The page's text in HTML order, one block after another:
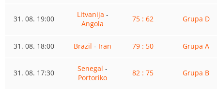
31. 08. 19:00 Litvanija -
Angola
75 : 62 Grupa D
31. 08. 18:00 Brazil - Iran 79 : 50 Grupa A
31. 08. 17:30 Senegal -
Portoriko
82 : 75 Grupa B